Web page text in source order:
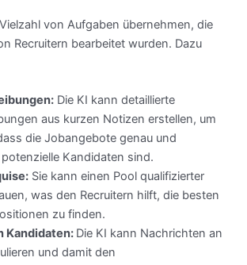
von Aufgaben übernehmen, die
Recruitern bearbeitet wurden. Dazu
Die KI kann detaillierte
aus kurzen Notizen erstellen, um
die Jobangebote genau und
Kandidaten sind.
Sie kann einen Pool qualifizierter
was den Recruitern hilft, die besten
zu finden.
Kandidaten: Die KI kann Nachrichten an
und damit den